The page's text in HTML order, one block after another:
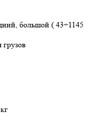
большой ( 43÷1145